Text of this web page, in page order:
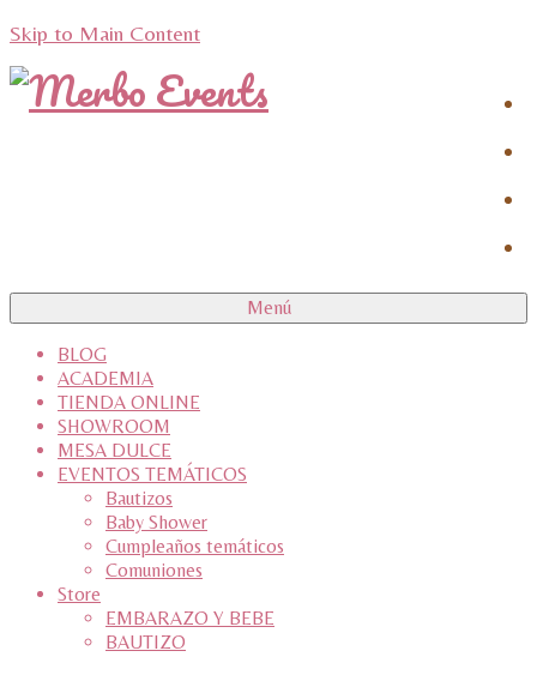
Skip to Main Content
Menú
BLOG
ACADEMIA
TIENDA ONLINE
SHOWROOM
MESA DULCE
EVENTOS TEMÁTICOS
Bautizos
Baby Shower
Cumpleaños temáticos
Comuniones
Store
EMBARAZO Y BEBE
BAUTIZO